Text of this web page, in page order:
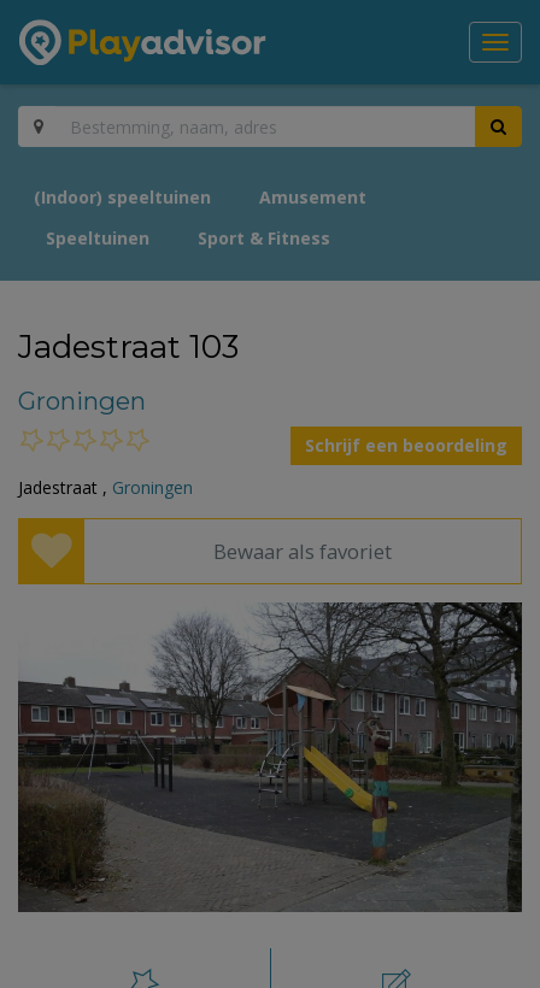
(Indoor) speeltuinen
Amusement
Speeltuinen
Sport & Fitness
Jadestraat 103
Groningen
Schrijf een beoordeling
Jadestraat , Groningen
Bewaar als favoriet